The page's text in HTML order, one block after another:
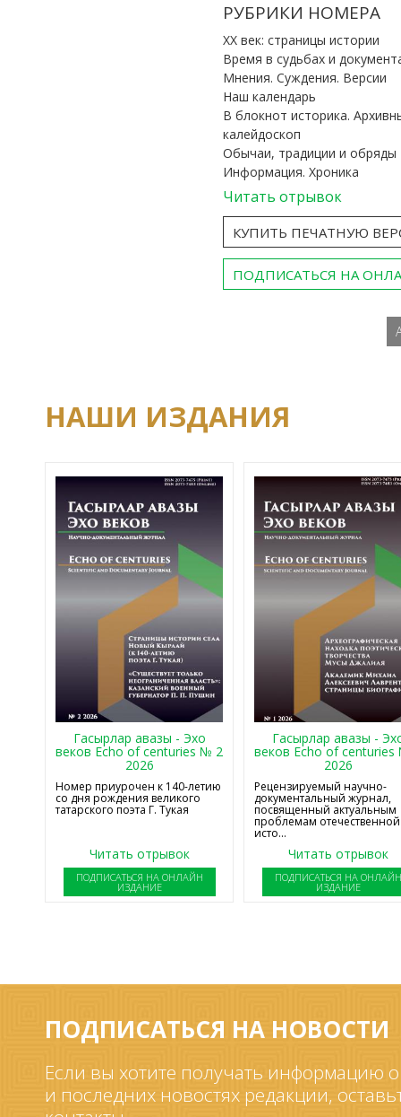
РУБРИКИ НОМЕРА
ХХ век: страницы истории
Время в судьбах и
Мнения. Суждения. Версии
Наш календарь
В блокнот историка.
калейдоскоп
Обычаи, традиции и обряды
Информация. Хроника
Читать отрывок
КУПИТЬ ПЕЧАТНУЮ
ПОДПИСАТЬСЯ НА
НАШИ ИЗДАНИЯ
Гасырлар авазы - Эхо
веков Echo of centuries № 2
2026
Номер приурочен к 140-летию
со дня рождения великого
татарского поэта Г. Тукая
Читать отрывок
ПОДПИСАТЬСЯ НА ОНЛАЙН
ИЗДАНИЕ
Гасырлар авазы -
веков Echo of
2026
Рецензируемый научно-
документальный журнал,
посвященный актуальным
проблемам отечественной
исто...
Читать отрывок
ПОДПИСАТЬСЯ НА
ИЗДАНИЕ
ПОДПИСАТЬСЯ НА НОВОСТИ
Если вы хотите получать информацию
и последних новостях редакции,